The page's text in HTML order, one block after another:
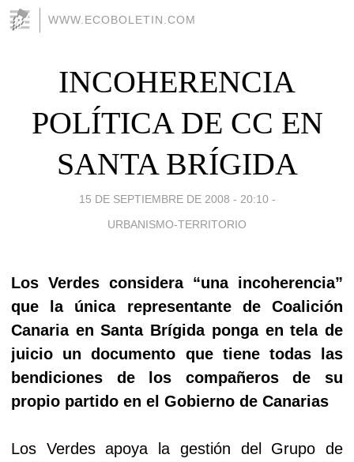
WWW.ECOBOLETIN.COM
INCOHERENCIA
POLÍTICA DE CC EN
SANTA BRÍGIDA
15 DE SEPTIEMBRE DE 2008 - 20:10 -
URBANISMO-TERRITORIO
Los Verdes considera “una incoherencia”
que la única representante de Coalición
Canaria en Santa Brígida ponga en tela de
juicio un documento que tiene todas las
bendiciones de los compañeros de su
propio partido en el Gobierno de Canarias
Los Verdes apoya la gestión del Grupo de